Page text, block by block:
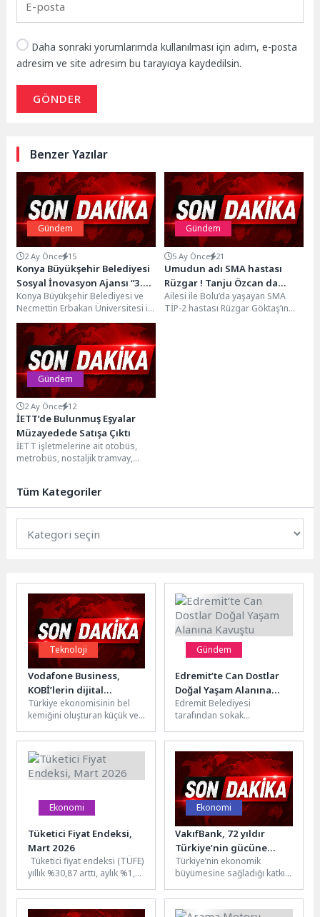
Daha sonraki yorumlarımda kullanılması için adım, e-posta
adresim ve site adresim bu tarayıcıya kaydedilsin.
GÖNDER
Benzer Yazılar
Gündem
2 Ay Önce 15
Konya Büyükşehir Belediyesi
Sosyal İnovasyon Ajansı “3.
Yenilikçi Çocuk Yayıncılığı
Paneli” Gerçekleştirdi
Konya Büyükşehir Belediyesi ve
Necmettin Erbakan Üniversitesi iş
birliğiyle faaliyetlerini yürüten
Sosyal İnovasyon Ajansı ve...
Gündem
5 Ay Önce 21
Umudun adı SMA hastası
Rüzgar ! Tanju Özcan da
destek vermişti
Ailesi ile Bolu’da yaşayan SMA
TİP-2 hastası Rüzgar Göktaş’ın
Gündem
2 Ay Önce 12
İETT’de Bulunmuş Eşyalar
Müzayedede Satışa Çıktı
İETT işletmelerine ait otobüs,
metrobüs, nostaljik tramvay,
Tüm Kategoriler
Teknoloji
Vodafone Business,
KOBİ’lerin dijital
dönüşümüne rehberlik
etmeye devam edecek
Türkiye ekonomisinin bel
kemiğini oluşturan küçük ve
(KOBİ), değişen pazar
koşullarına uyum...
Gündem
Edremit’te Can Dostlar
Doğal Yaşam Alanına
Kavuştu
Edremit Belediyesi
tarafından sokak
süreçlerini özgür ve doğal
bir ortamda geçirmeleri
amacıyla hayata...
Ekonomi
Tüketici Fiyat Endeksi,
Mart 2026
Tüketici fiyat endeksi (TÜFE)
yıllık %30,87 arttı, aylık %1,94
değişim 2026 yılı Mart...
Ekonomi
VakıfBank, 72 yıldır
Türkiye’nin gücüne
değer katıyor
Türkiye’nin ekonomik
büyümesine sağladığı katkı
öne çıkan VakıfBank, 72.
yaşını kutluyor....